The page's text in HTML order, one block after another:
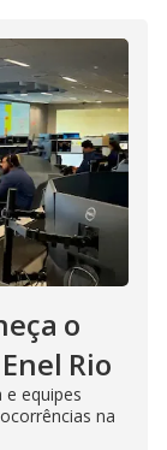
o
Rio
equipes
na